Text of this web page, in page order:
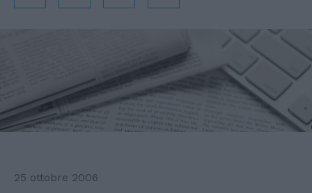
25 ottobre 2006